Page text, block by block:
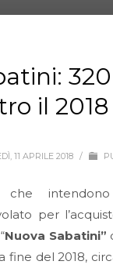
il 2018
11 APRILE 2018 /
per
Nuova Sabatini”
fine del 2018,